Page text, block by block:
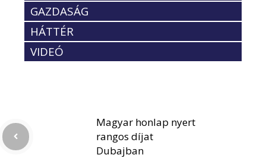
GAZDASÁG
HÁTTÉR
VIDEÓ
Magyar honlap nyert
rangos díjat
Dubajban